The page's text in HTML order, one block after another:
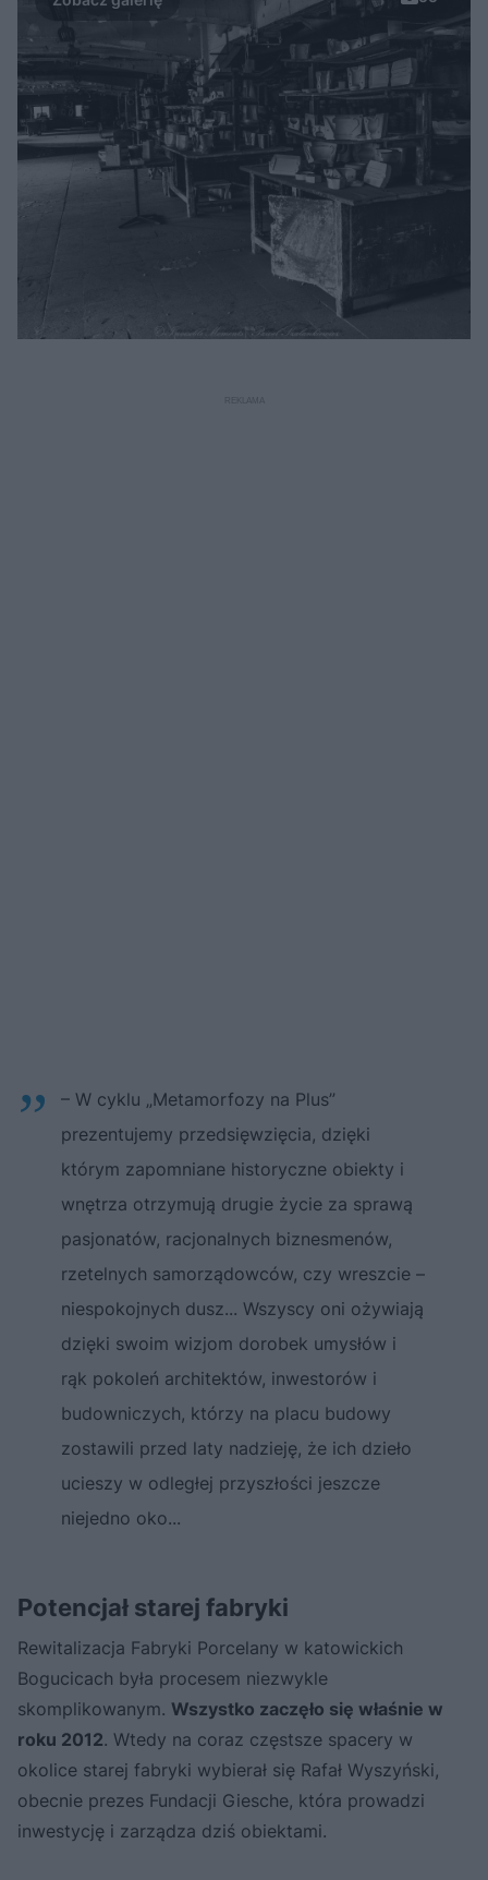
– W cyklu „Metamorfozy na Plus”
prezentujemy przedsięwzięcia, dzięki
którym zapomniane historyczne obiekty i
wnętrza otrzymują drugie życie za sprawą
pasjonatów, racjonalnych biznesmenów,
rzetelnych samorządowców, czy wreszcie –
niespokojnych dusz... Wszyscy oni ożywiają
dzięki swoim wizjom dorobek umysłów i
rąk pokoleń architektów, inwestorów i
budowniczych, którzy na placu budowy
zostawili przed laty nadzieję, że ich dzieło
ucieszy w odległej przyszłości jeszcze
niejedno oko...
Potencjał starej fabryki
Rewitalizacja Fabryki Porcelany w katowickich
Bogucicach była procesem niezwykle
skomplikowanym. Wszystko zaczęło się właśnie w
roku 2012. Wtedy na coraz częstsze spacery w
okolice starej fabryki wybierał się Rafał Wyszyński,
obecnie prezes Fundacji Giesche, która prowadzi
inwestycję i zarządza dziś obiektami.